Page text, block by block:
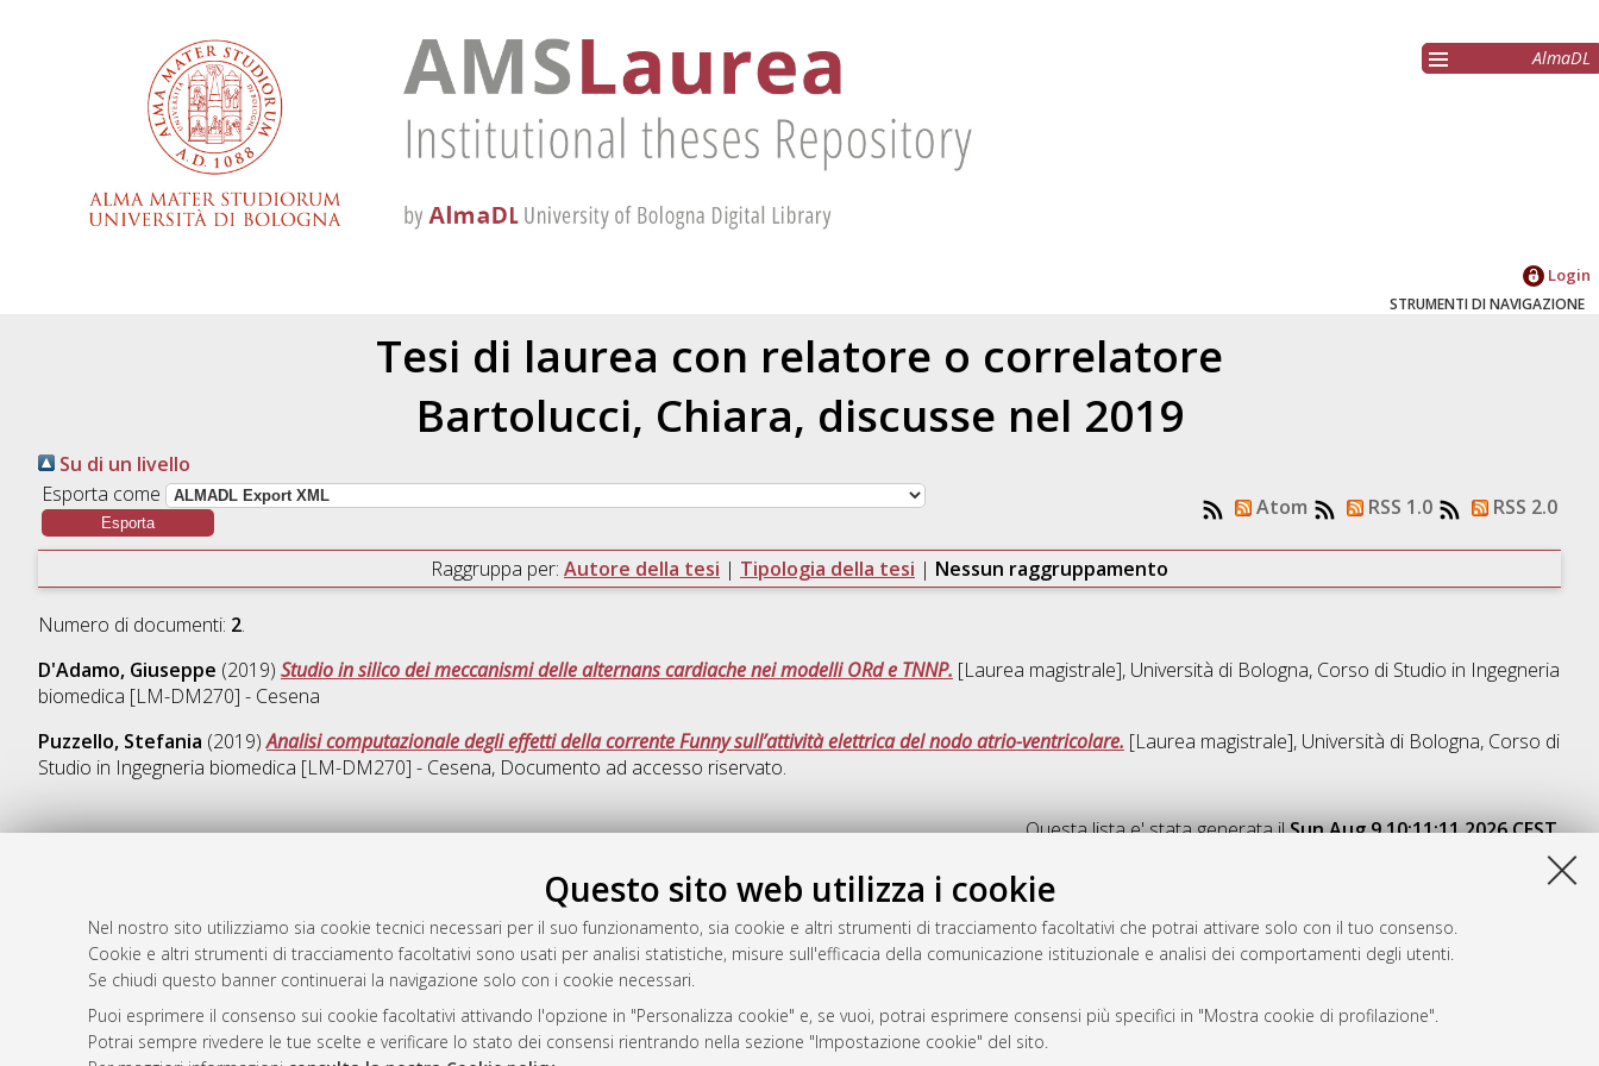
Questo sito web utilizza i cookie
Nel nostro sito utilizziamo sia cookie tecnici necessari per il suo funzionamento, sia cookie e altri strumenti di tracciamento facoltativi che potrai attivare solo con il tuo consenso.
Cookie e altri strumenti di tracciamento facoltativi sono usati per analisi statistiche, misure sull'efficacia della comunicazione istituzionale e analisi dei comportamenti degli utenti.
Se chiudi questo banner continuerai la navigazione solo con i cookie necessari.
Puoi esprimere il consenso sui cookie facoltativi attivando l'opzione in "Personalizza cookie" e, se vuoi, potrai esprimere consensi più specifici in "Mostra cookie di profilazione".
Potrai sempre rivedere le tue scelte e verificare lo stato dei consensi rientrando nella sezione "Impostazione cookie" del sito.
AlmaDL
Login
STRUMENTI DI NAVIGAZIONE
Tesi di laurea con relatore o correlatore
Bartolucci, Chiara, discusse nel 2019
Su di un livello
Esporta come
Atom RSS 1.0 RSS 2.0
Raggruppa per: Autore della tesi | Tipologia della tesi | Nessun raggruppamento
Numero di documenti: 2.
D'Adamo, Giuseppe (2019) Studio in silico dei meccanismi delle alternans cardiache nei modelli ORd e TNNP. [Laurea magistrale], Università di Bologna, Corso di Studio in Ingegneria
biomedica [LM-DM270] - Cesena
Puzzello, Stefania (2019)Analisi computazionale degli effetti della corrente Funny sull’attività elettrica del nodo atrio-ventricolare. [Laurea magistrale], Università di Bologna, Corso di
Studio in Ingegneria biomedica [LM-DM270] - Cesena, Documento ad accesso riservato.
Questa lista e' stata generata ilSun Aug 9 10:11:11 2026 CEST.
Rss 1.0
Rss 2.0
Servizio implementato e gestito daAlmaDL
Impostazioni Cookie
Informativa sulla privacy
Condizioni d’uso del sito